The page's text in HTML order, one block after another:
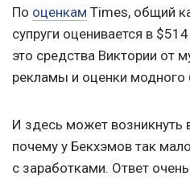
По оценкам Times, общий
супруги оценивается в
это средства Виктории от
рекламы и оценки модного
И здесь может возникнуть
почему у Бекхэмов так
с заработками. Ответ